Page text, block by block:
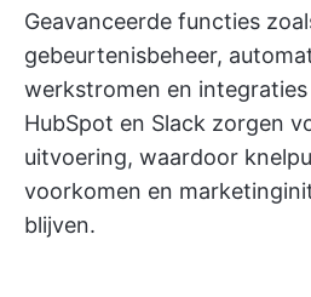
Geavanceerde functies
gebeurtenisbeheer,
werkstromen en
HubSpot en Slack zorgen
uitvoering, waardoor
voorkomen en
blijven.